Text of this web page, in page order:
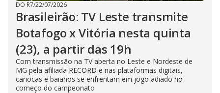
DO R7/22/07/2026
Brasileirão: TV Leste transmite
Botafogo x Vitória nesta quinta
(23), a partir das 19h
Com transmissão na TV aberta no Leste e Nordeste de
MG pela afiliada RECORD e nas plataformas digitais,
cariocas e baianos se enfrentam em jogo adiado no
começo do campeonato